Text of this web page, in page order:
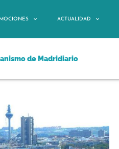
ACTUALIDAD
de Madridiario